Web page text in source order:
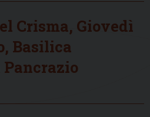
Crisma, Giovedì
Basilica
Pancrazio